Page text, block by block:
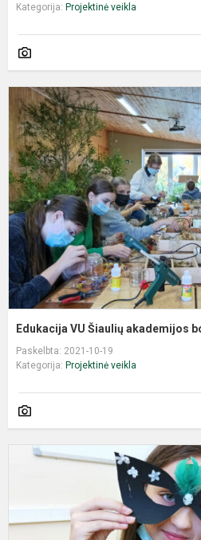
Kategorija: Projektinė veikla
Edukacija VU Šiaulių akademijos
Paskelbta: 2021-10-19
Kategorija: Projektinė veikla